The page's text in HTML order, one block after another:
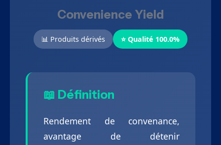
Convenience Yield
📊 Produits dérivés ⭐ Qualité 100.0%
📖 Définition
Rendement de convenance,
avantage de détenir